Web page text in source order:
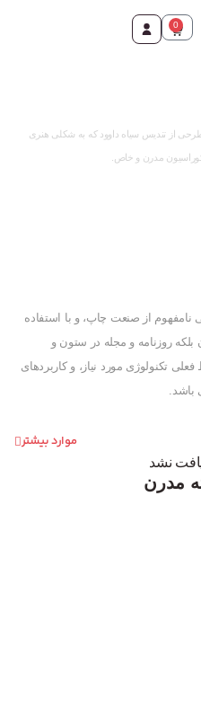
0
طرحی از تندیس سیاه داوود که به شکلی هنری
مدرن و خاص.
نامفهوم از صنعت چاپ، و با استفاده
روزنامه و مجله در ستون و
تکنولوژی مورد نیاز، و کاربردهای
باشد.
موارد بیشتر
نشد
مدرن